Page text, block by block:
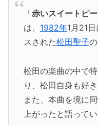
「赤いスイートピー
は、 1982年1月21
スされた松田聖子
松田の楽曲の中で
り、松田自身も好
また、本曲を境に
上がったと語ってい